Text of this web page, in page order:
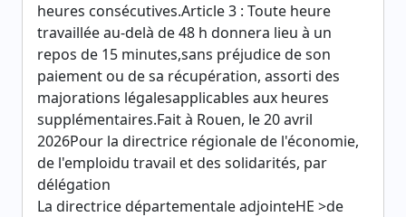
heures consécutives.Article 3 : Toute heure
travaillée au-delà de 48 h donnera lieu à un
repos de 15 minutes,sans préjudice de son
paiement ou de sa récupération, assorti des
majorations légalesapplicables aux heures
supplémentaires.Fait à Rouen, le 20 avril
2026Pour la directrice régionale de l'économie,
de l'emploidu travail et des solidarités, par
délégation
La directrice départementale adjointeHE >de